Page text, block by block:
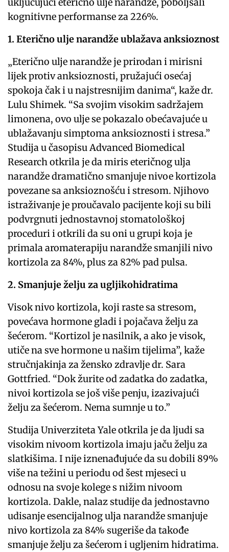
uključujući eterično ulje narandže, poboljšali
kognitivne performanse za 226%.
1. Eterično ulje narandže ublažava anksioznost
„Eterično ulje narandže je prirodan i mirisni
lijek protiv anksioznosti, pružajući osećaj
spokoja čak i u najstresnijim danima“, kaže dr.
Lulu Shimek. “Sa svojim visokim sadržajem
limonena, ovo ulje se pokazalo obećavajuće u
ublažavanju simptoma anksioznosti i stresa.”
Studija u časopisu Advanced Biomedical
Research otkrila je da miris eteričnog ulja
narandže dramatično smanjuje nivoe kortizola
povezane sa anksioznošću i stresom. Njihovo
istraživanje je proučavalo pacijente koji su bili
podvrgnuti jednostavnoj stomatološkoj
proceduri i otkrili da su oni u grupi koja je
primala aromaterapiju narandže smanjili nivo
kortizola za 84%, plus za 82% pad pulsa.
2. Smanjuje želju za ugljikohidratima
Visok nivo kortizola, koji raste sa stresom,
povećava hormone gladi i pojačava želju za
šećerom. “Kortizol je nasilnik, a ako je visok,
utiče na sve hormone u našim tijelima”, kaže
stručnjakinja za žensko zdravlje dr. Sara
Gottfried. “Dok žurite od zadatka do zadatka,
nivoi kortizola se još više penju, izazivajući
želju za šećerom. Nema sumnje u to.”
Studija Univerziteta Yale otkrila je da ljudi sa
visokim nivoom kortizola imaju jaču želju za
slatkišima. I nije iznenađujuće da su dobili 89%
više na težini u periodu od šest mjeseci u
odnosu na svoje kolege s nižim nivoom
kortizola. Dakle, nalaz studije da jednostavno
udisanje esencijalnog ulja narandže smanjuje
nivo kortizola za 84% sugeriše da takođe
smanjuje želju za šećerom i ugljenim hidratima.